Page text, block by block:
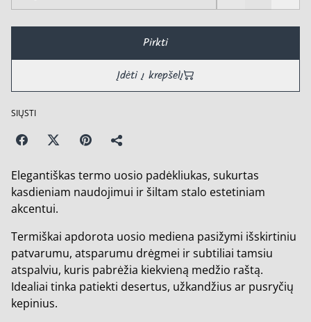
Pirkti
Įdėti į krepšelį
SIŲSTI
Elegantiškas termo uosio padėkliukas, sukurtas
kasdieniam naudojimui ir šiltam stalo estetiniam
akcentui.
Termiškai apdorota uosio mediena pasižymi išskirtiniu
patvarumu, atsparumu drėgmei ir subtiliai tamsiu
atspalviu, kuris pabrėžia kiekvieną medžio raštą.
Idealiai tinka patiekti desertus, užkandžius ar pusryčių
kepinius.